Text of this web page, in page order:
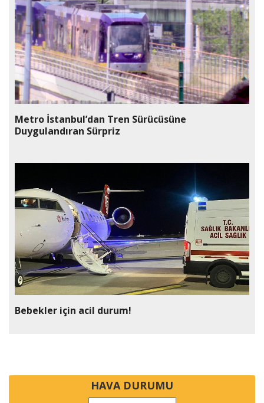
Metro İstanbul’dan Tren Sürücüsüne
Duygulandıran Sürpriz
Bebekler için acil durum!
HAVA DURUMU